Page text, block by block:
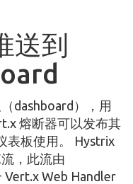
送到
dashboard），用
熔断器可以发布其
表板使用。 Hystrix
，此流由
Vert.x Web Handler